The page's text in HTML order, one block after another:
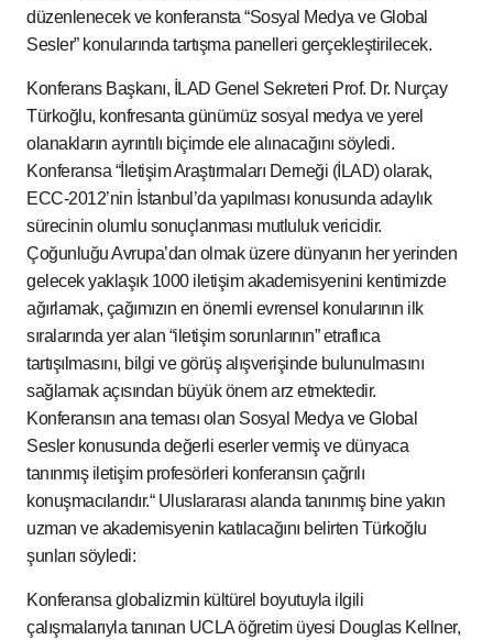
düzenlenecek ve konferansta “Sosyal Medya ve Global
Sesler” konularında tartışma panelleri gerçekleştirilecek.
Konferans Başkanı, İLAD Genel Sekreteri Prof. Dr. Nurçay
Türkoğlu, konfresanta günümüz sosyal medya ve yerel
olanakların ayrıntılı biçimde ele alınacağını söyledi.
Konferansa “İletişim Araştırmaları Derneği (İLAD) olarak,
ECC-2012’nin İstanbul’da yapılması konusunda adaylık
sürecinin olumlu sonuçlanması mutluluk vericidir.
Çoğunluğu Avrupa’dan olmak üzere dünyanın her yerinden
gelecek yaklaşık 1000 iletişim akademisyenini kentimizde
ağırlamak, çağımızın en önemli evrensel konularının ilk
sıralarında yer alan “iletişim sorunlarının” etraflıca
tartışılmasını, bilgi ve görüş alışverişinde bulunulmasını
sağlamak açısından büyük önem arz etmektedir.
Konferansın ana teması olan Sosyal Medya ve Global
Sesler konusunda değerli eserler vermiş ve dünyaca
tanınmış iletişim profesörleri konferansın çağrılı
konuşmacılarıdır.“ Uluslararası alanda tanınmış bine yakın
uzman ve akademisyenin katılacağını belirten Türkoğlu
şunları söyledi:
Konferansa globalizmin kültürel boyutuyla ilgili
çalışmalarıyla tanınan UCLA öğretim üyesi Douglas Kellner,